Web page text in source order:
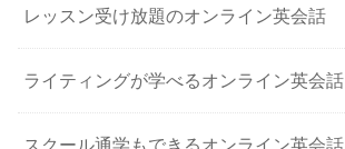
レッスン受け放題のオンライン英会話
ライティングが学べるオンライン英会話
スクール通学もできるオンライン英会話